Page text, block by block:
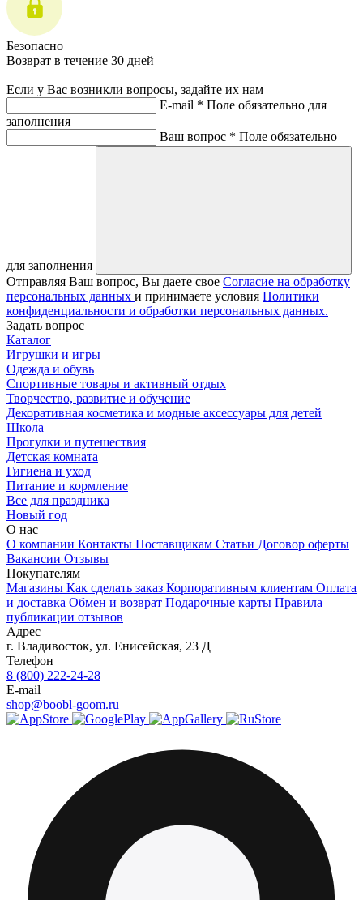
Безопасно
Возврат в течение 30 дней
Если у Вас возникли вопросы, задайте их нам
E-mail * Поле обязательно для
заполнения
Ваш вопрос * Поле обязательно
для заполнения
Отправляя Ваш вопрос, Вы даете свое Согласие на обработку
персональных данных и принимаете условия Политики
конфиденциальности и обработки персональных данных.
Задать вопрос
Каталог
Игрушки и игры
Одежда и обувь
Спортивные товары и активный отдых
Творчество, развитие и обучение
Декоративная косметика и модные аксессуары для детей
Школа
Прогулки и путешествия
Детская комната
Гигиена и уход
Питание и кормление
Все для праздника
Новый год
О нас
О компании Контакты Поставщикам Статьи Договор оферты
Вакансии Отзывы
Покупателям
Магазины Как сделать заказ Корпоративным клиентам Оплата
и доставка Обмен и возврат Подарочные карты Правила
публикации отзывов
Адрес
г. Владивосток, ул. Енисейская, 23 Д
Телефон
8 (800) 222-24-28
E-mail
shop@boobl-goom.ru